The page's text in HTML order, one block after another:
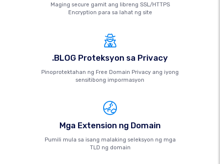
Maging secure gamit ang libreng SSL/HTTPS
Encryption para sa lahat ng site
.BLOG Proteksyon sa Privacy
Pinoprotektahan ng Free Domain Privacy ang iyong
sensitibong impormasyon
Mga Extension ng Domain
Pumili mula sa isang malaking seleksyon ng mga
TLD ng domain